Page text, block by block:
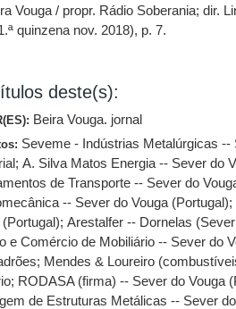
Vouga / propr. Rádio Soberania; dir.
quinzena nov. 2018), p. 7.
deste(s):
Beira Vouga. jornal
Seveme - Indústrias Metalúrgicas
;A. Silva Matos Energia -- Sever do
de Transporte -- Sever do
-- Sever do Vouga (Portugal);
;Arestalfer -- Dornelas
e Comércio de Mobiliário -- Sever do
; Mendes & Loureiro
; RODASA (firma) -- Sever do Vouga
de Estruturas Metálicas -- Sever